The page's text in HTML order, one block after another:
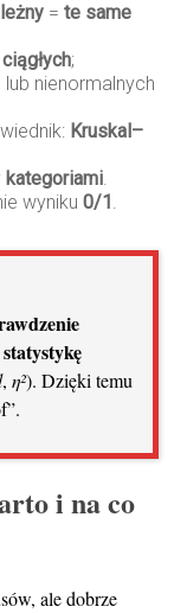
=te same
ciągłych;
nienormalnych
Kruskal–
kategoriami.
wyniku0/1 .
statystykę
,η²). Dzięki temu
i na co
ale dobrze